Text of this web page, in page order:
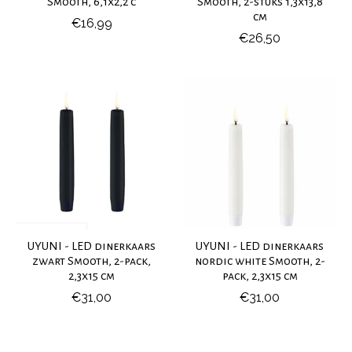
€16,99
cm
€26,50
UYUNI - LED dinerkaars
zwart Smooth, 2-pack,
2,3x15 cm
€31,00
UYUNI - LED dinerkaars
nordic white Smooth, 2-
pack, 2,3x15 cm
€31,00